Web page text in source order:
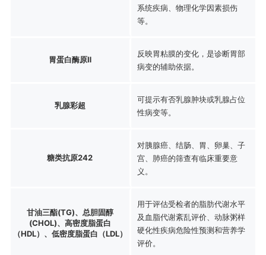
系统疾病、物理化学因素损伤
等。
胃蛋白酶原Ⅱ
反映胃粘膜的变化，是诊断胃部
病变的辅助依据。
乳腺彩超
可提示有否乳腺肿块或乳腺占位
性病变等。
糖类抗原242
对胰腺癌、结肠、胃、卵巢、子
宫、肺癌的筛查有临床重要意
义。
甘油三酯(TG)、总胆固醇
(CHOL)、高密度脂蛋白
（HDL）、低密度脂蛋白（LDL）
用于评估受检者的脂肪代谢水平
及血脂代谢紊乱评价、动脉粥样
硬化性疾病危险性预测和营养学
评价。